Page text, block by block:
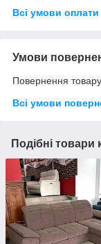
Всі умови оплати
Умови
Повернення
Всі умови
Подібні товари